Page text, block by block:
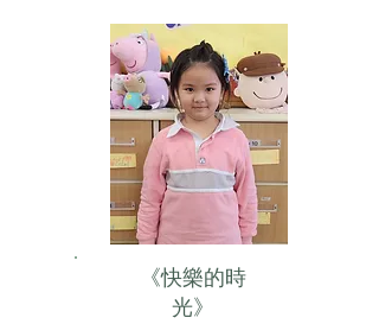
《快樂的時
光》